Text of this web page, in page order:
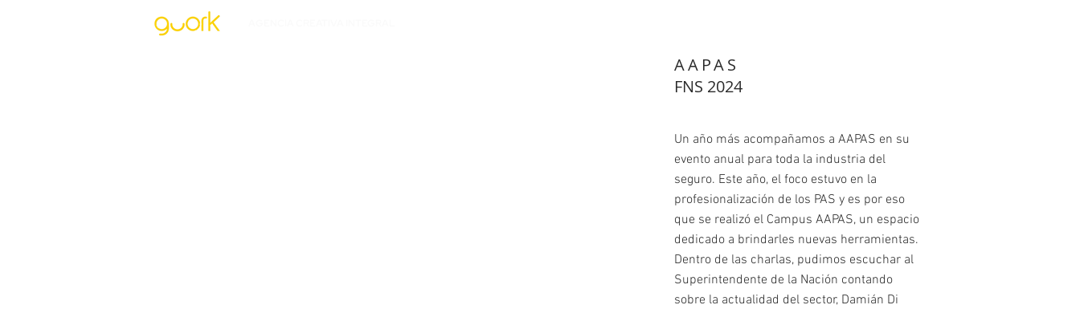
AAPAS
FNS 2024
Un año más acompañamos a AAPAS en su
evento anual para toda la industria del
seguro. Este año, el foco estuvo en la
profesionalización de los PAS y es por eso
que se realizó el Campus AAPAS, un espacio
dedicado a brindarles nuevas herramientas.
Dentro de las charlas, pudimos escuchar al
Superintendente de la Nación contando
sobre la actualidad del sector, Damián Di